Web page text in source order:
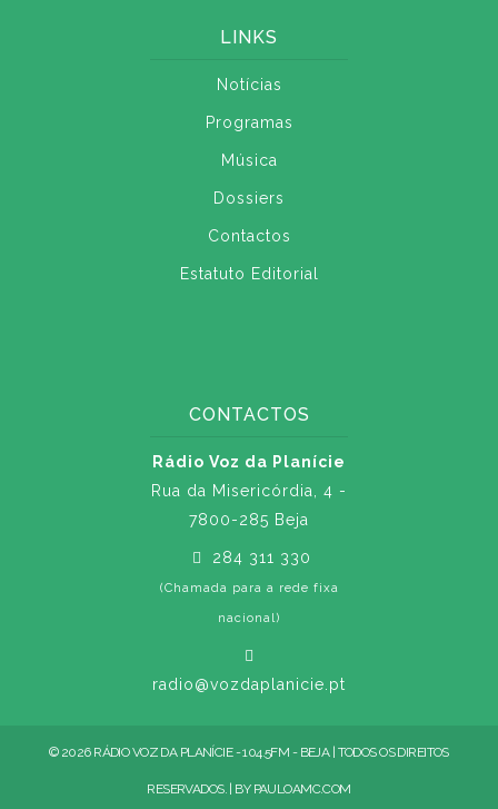
LINKS
Notícias
Programas
Música
Dossiers
Contactos
Estatuto Editorial
CONTACTOS
Rádio Voz da Planície
Rua da Misericórdia, 4 -
7800-285 Beja
284 311 330
(Chamada para a rede fixa
nacional)
radio@vozdaplanicie.pt
© 2026 RÁDIO VOZ DA PLANÍCIE - 104.5FM - BEJA | TODOS OS DIREITOS
RESERVADOS. | BY PAULOAMC.COM